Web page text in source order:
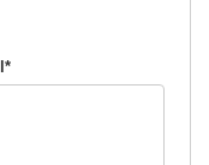
*